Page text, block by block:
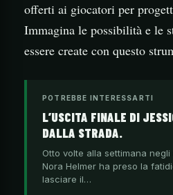
offerti ai giocatori per
Immagina le possibilità e le
essere create con questo
POTREBBE INTERESSARTI
L’USCITA FINALE DI
DALLA STRADA.
Otto volte alla settimana
Nora Helmer ha preso la
lasciare il…